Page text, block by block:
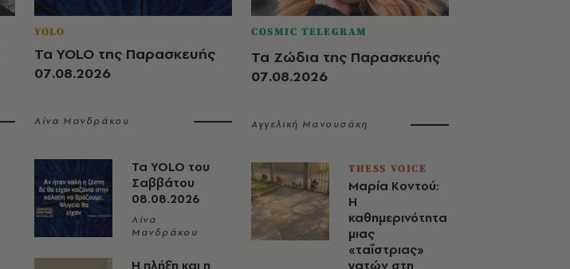
YOLO
Τα YOLO της Παρασκευής
07.08.2026
Λίνα Μανδράκου
Τα YOLO του
Σαββάτου
08.08.2026
Λίνα
Μανδράκου
Η πλήξη και η
COSMIC TELEGRAM
Τα Ζώδια της Παρασκευής
07.08.2026
Αγγελική Μανουσάκη
THESS VOICE
Μαρία Κοντού:
Η
καθημερινότητα
μιας
«ταΐστριας»
γατών στη